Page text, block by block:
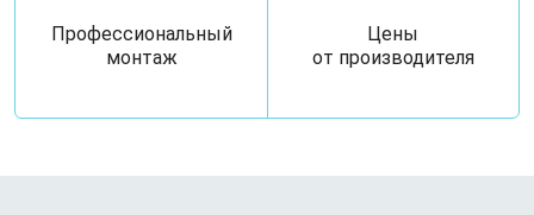
Профессиональный
монтаж
Цены
от производителя